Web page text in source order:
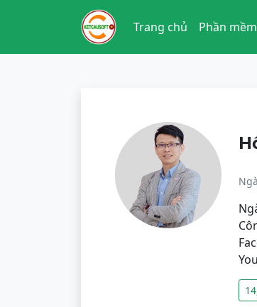
Trang chủ Phần mềm